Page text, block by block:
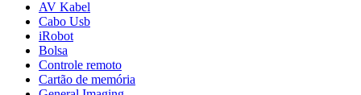
AV Kabel
Cabo Usb
iRobot
Bolsa
Controle remoto
Cartão de memória